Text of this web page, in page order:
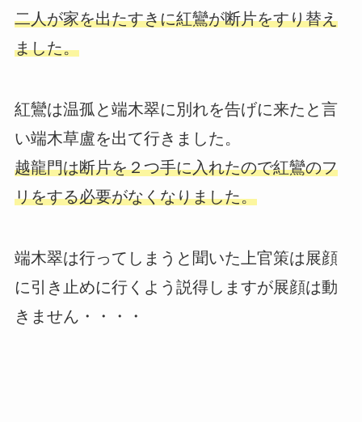
二人が家を出たすきに紅鸞が断片をすり替え
ました。
紅鸞は温孤と端木翠に別れを告げに来たと言
い端木草盧を出て行きました。
越龍門は断片を２つ手に入れたので紅鸞のフ
リをする必要がなくなりました。
端木翠は行ってしまうと聞いた上官策は展顔
に引き止めに行くよう説得しますが展顔は動
きません・・・・